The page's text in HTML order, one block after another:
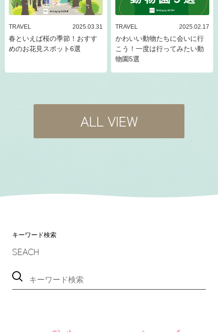
TRAVEL 2025.03.31
春といえば桜の季節！おすす
めのお花見スポット6選
TRAVEL 2025.02.17
かわいい動物たちに会いに行
こう！一度は行ってみたい動
物園5選
ALL VIEW
キーワード検索
SEACH